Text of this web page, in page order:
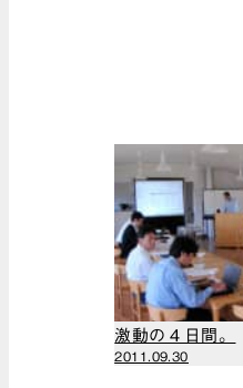
激動の４日間。
2011.09.30